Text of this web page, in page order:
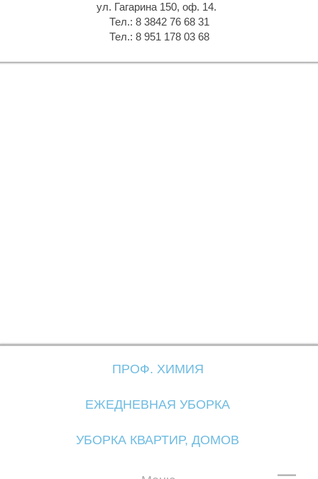
ул. Гагарина 150, оф. 14.
Тел.: 8 3842 76 68 31
Тел.: 8 951 178 03 68
ПРОФ. ХИМИЯ
ЕЖЕДНЕВНАЯ УБОРКА
УБОРКА КВАРТИР, ДОМОВ
У